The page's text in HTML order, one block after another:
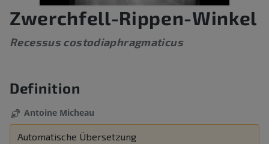
Zwerchfell-Rippen-Winkel
Recessus costodiaphragmaticus
Definition
Antoine Micheau
Automatische Übersetzung